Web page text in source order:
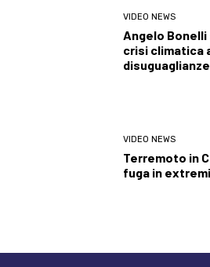
VIDEO NEWS
Angelo Bonelli
crisi climatica
VIDEO NEWS
Terremoto in
fuga in